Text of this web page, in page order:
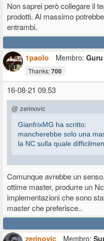
Non saprei però collegare il
prodotti. Al massimo
entrambi.
1paolo
Membro: Guru
Thanks:700
16-08-21 09.53
@ zerinovic
GianfrixMG ha scritto:
mancherebbe solo una
la NC sulla quale
Comunque avrebbe un
ottime master, produrre un
implementazioni che sono
master che preferisce..
zerinovic
Membro: